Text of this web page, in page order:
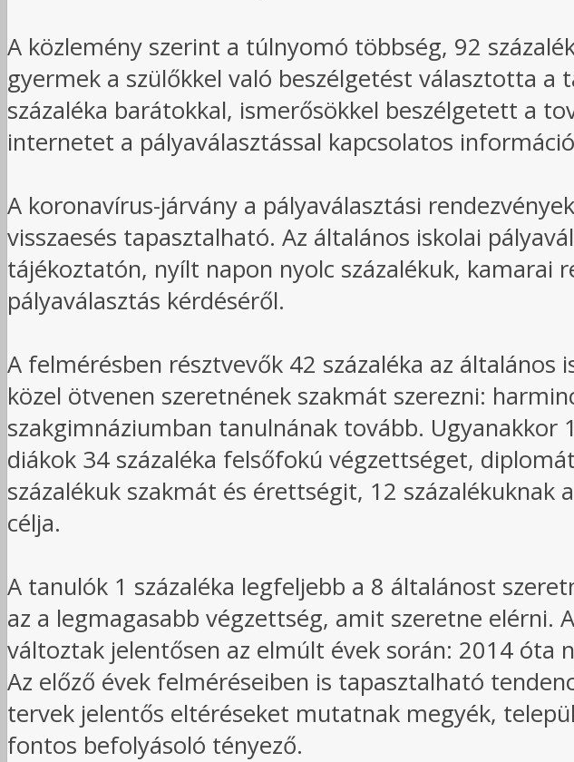
A közlemény szerint a túlnyomó többség, 92
gyermek a szülőkkel való beszélgetést választotta
százaléka barátokkal, ismerősökkel beszélgetett a
internetet a pályaválasztással kapcsolatos
A koronavírus-járvány a pályaválasztási
visszaesés tapasztalható. Az általános iskolai
tájékoztatón, nyílt napon nyolc százalékuk, kamarai
pályaválasztás kérdéséről.
A felmérésben résztvevők 42 százaléka az
közel ötvenen szeretnének szakmát szerezni:
szakgimnáziumban tanulnának tovább.
diákok 34 százaléka felsőfokú végzettséget,
százalékuk szakmát és érettségit, 12 százalékuknak
célja.
A tanulók 1 százaléka legfeljebb a 8 általánost
az a legmagasabb végzettség, amit szeretne
változtak jelentősen az elmúlt évek során: 2014 óta
Az előző évek felméréseiben is tapasztalható
tervek jelentős eltéréseket mutatnak megyék,
fontos befolyásoló tényező.